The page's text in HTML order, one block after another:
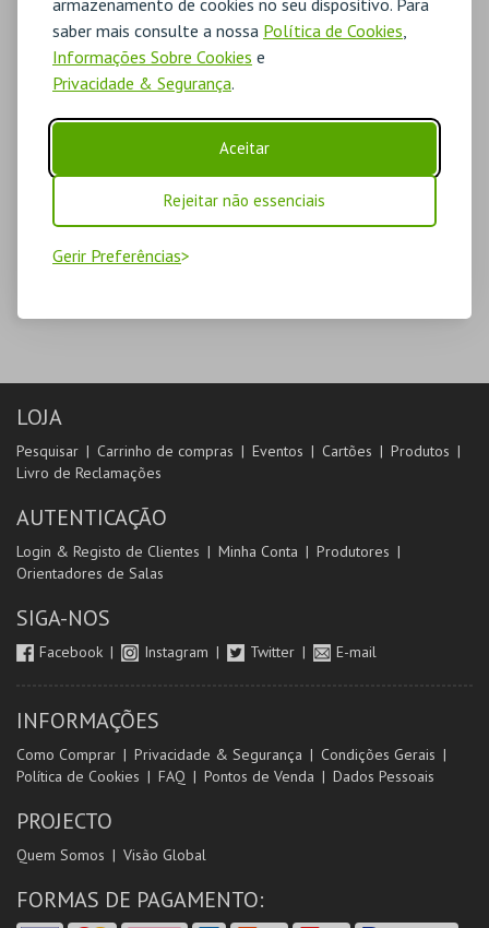
saber mais consulte a nossa Política de Cookies
Informações Sobre Cookies e
Privacidade & Segurança.
Aceitar
Rejeitar não essenciais
Gerir Preferências
LOJA
Pesquisar Carrinho de compras Eventos Cartões
Produtos
Livro de Reclamações
AUTENTICAÇÃO
Login & Registo de Clientes Minha Conta
Produtores
Orientadores de Salas
SIGA-NOS
Facebook Instagram Twitter E-mail
INFORMAÇÕES
Como Comprar Privacidade & Segurança
Condições Gerais
Política de Cookies
FAQ Pontos de Venda Dados Pessoais
PROJECTO
Quem Somos Visão Global
FORMAS DE PAGAMENTO: